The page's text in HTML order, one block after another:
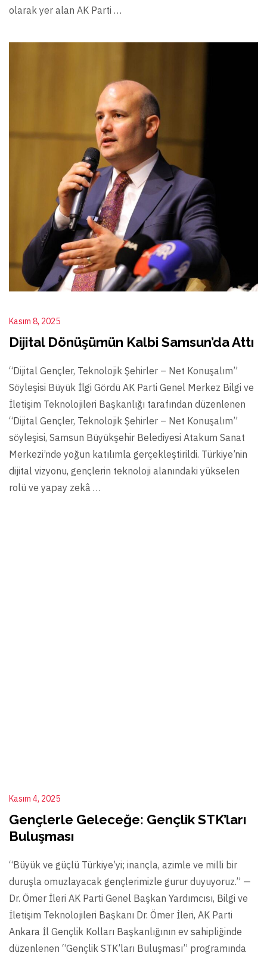
olarak yer alan AK Parti …
Kasım 8, 2025
Dijital Dönüşümün Kalbi Samsun’da Attı
“Dijital Gençler, Teknolojik Şehirler – Net Konuşalım”
Söyleşisi Büyük İlgi Gördü AK Parti Genel Merkez Bilgi ve
İletişim Teknolojileri Başkanlığı tarafından düzenlenen
“Dijital Gençler, Teknolojik Şehirler – Net Konuşalım”
söyleşisi, Samsun Büyükşehir Belediyesi Atakum Sanat
Merkezi’nde yoğun katılımla gerçekleştirildi. Türkiye’nin
dijital vizyonu, gençlerin teknoloji alanındaki yükselen
rolü ve yapay zekâ …
Kasım 4, 2025
Gençlerle Geleceğe: Gençlik STK’ları
Buluşması
“Büyük ve güçlü Türkiye’yi; inançla, azimle ve milli bir
duruşla omuzlayacak gençlerimizle gurur duyuyoruz.” —
Dr. Ömer İleri AK Parti Genel Başkan Yardımcısı, Bilgi ve
İletişim Teknolojileri Başkanı Dr. Ömer İleri, AK Parti
Ankara İl Gençlik Kolları Başkanlığının ev sahipliğinde
düzenlenen “Gençlik STK’ları Buluşması” programında